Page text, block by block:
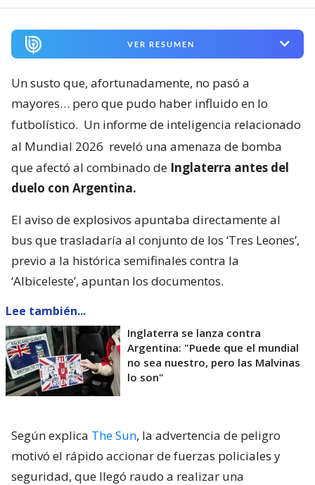
VER RESUMEN
Un susto que, afortunadamente, no pasó a
mayores… pero que pudo haber influido en lo
futbolístico. Un informe de inteligencia relacionado
al Mundial 2026 reveló una amenaza de bomba
que afectó al combinado de Inglaterra antes del
duelo con Argentina.
El aviso de explosivos apuntaba directamente al
bus que trasladaría al conjunto de los ‘Tres Leones’,
previo a la histórica semifinales contra la
‘Albiceleste’, apuntan los documentos.
Lee también...
Inglaterra se lanza contra
Argentina: "Puede que el mundial
no sea nuestro, pero las Malvinas
lo son"
Según explica The Sun, la advertencia de peligro
motivó el rápido accionar de fuerzas policiales y
seguridad, que llegó raudo a realizar una